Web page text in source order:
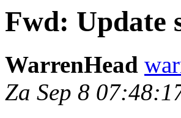
Fwd: Update
WarrenHead
Za Sep 8